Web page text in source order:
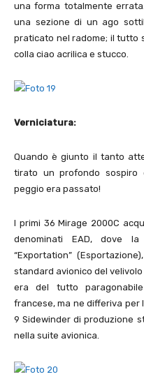
una forma totalmente
una sezione di un ago
praticato nel radome; il tutto
colla ciao acrilica e stucco.
Verniciatura:
Quando è giunto il tanto
tirato un profondo sospiro
peggio era passato!
I primi 36 Mirage 2000C
denominati EAD, dove
“Exportation”
standard avionico del
era del tutto
francese, ma ne differiva per
9 Sidewinder di produzione
nella suite avionica.